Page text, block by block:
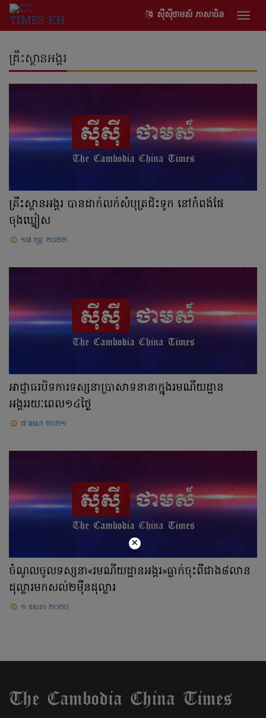
ស៊ីស៊ីថាមស៍ ភាសាចិន
គ្រឹះស្ថានអង្គរ
គ្រឹះស្ថានអង្គរ បានដាក់លក់សំបុត្រជិះទូក នៅកំពង់ផែ
ចុងឃ្នៀស
១៧ កុម្ភៈ ២០២២
អាជ្ញាធរបិទការទស្សនាប្រាសាទនានាក្នុងរមណីយដ្ឋាន
អង្គររយៈពេល១៤ថ្ងៃ
៧ មេសា ២០២១
ចំណូលចូលទស្សនា«រមណីយដ្ឋានអង្គរ»ធ្លាក់ចុះពីជាង៨លាន
ដុល្លារមកសល់២ម៉ឺនដុល្លារ
១ ឧសភា ២០២០
×